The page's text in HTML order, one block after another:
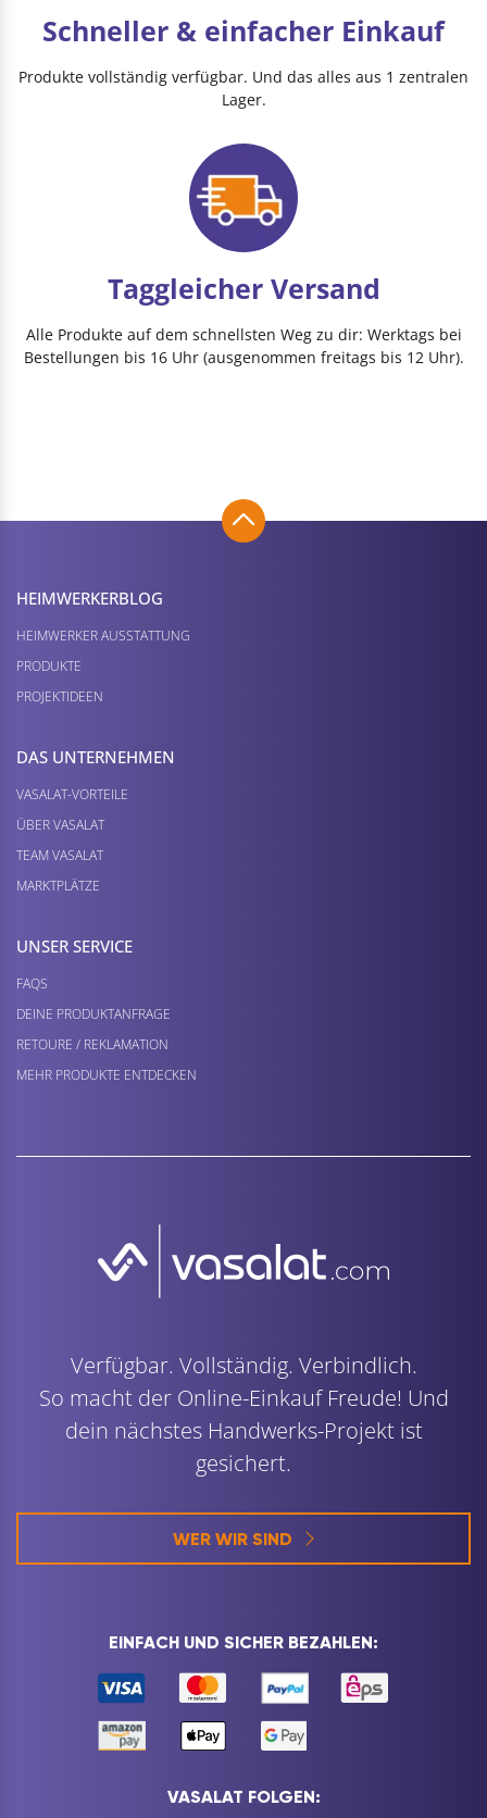
Schneller & einfacher Einkauf
Produkte vollständig verfügbar. Und das alles aus 1 zentralen
Lager.
Taggleicher Versand
Alle Produkte auf dem schnellsten Weg zu dir: Werktags bei
Bestellungen bis 16 Uhr (ausgenommen freitags bis 12 Uhr).
HEIMWERKER­BLOG
HEIMWERKER AUSSTATTUNG
PRODUKTE
PROJEKTIDEEN
DAS UNTERNEHMEN
VASALAT-VORTEILE
ÜBER VASALAT
TEAM VASALAT
MARKTPLÄTZE
UNSER SERVICE
FAQS
DEINE PRODUKTANFRAGE
RETOURE / REKLAMATION
MEHR PRODUKTE ENTDECKEN
Verfügbar. Vollständig. Verbindlich.
So macht der Online-Einkauf Freude! Und
dein nächstes Handwerks-Projekt ist
gesichert.
WER WIR SIND
EINFACH UND SICHER BEZAHLEN:
VASALAT FOLGEN: